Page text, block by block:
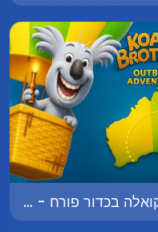
קואלה בכדור פורח - Koala in a Hot Air Balloon